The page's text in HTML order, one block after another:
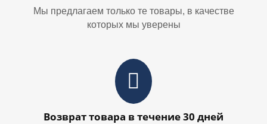
Мы предлагаем только те товары, в качестве
которых мы уверены
Возврат товара в течение 30 дней